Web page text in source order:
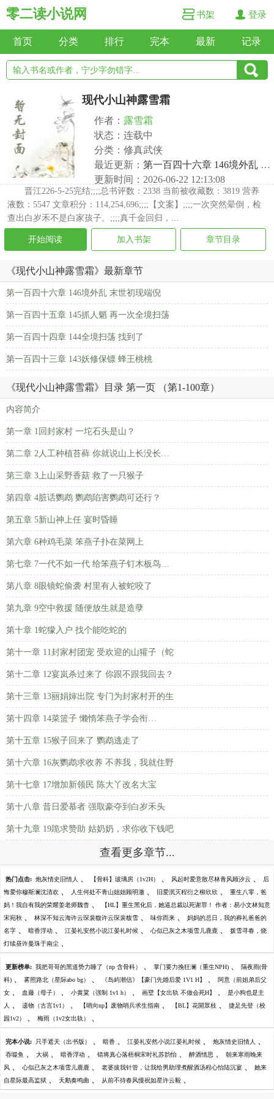
零二读小说网 书架 登录
首页 分类 排行 完本 最新 记录
现代小山神露雪霜
作者： 露雪霜
状态：连载中
分类：修真武侠
最近更新： 第一百四十六章 146境外乱 末世初现端倪
更新时间：2026-06-22 12:13:08
晋江226-5-25完结;;;;总书评数：2338 当前被收藏数：3819 营养
液数：5547 文章积分：114,254,696;;;;【文案】;;;;一次突然晕倒，检
查出白岁禾不是白家孩子。;;;;真千金回归，...
开始阅读 加入书架 章节目录
《现代小山神露雪霜》最新章节
第一百四十六章 146境外乱 末世初现端倪
第一百四十五章 145抓人魈 再一次全境扫荡
第一百四十四章 144全境扫荡 找到了
第一百四十三章 143妖修保镖 蜂王桃桃
《现代小山神露雪霜》目录 第一页 （第1-100章）
内容简介
第一章 1回封家村 一坨石头是山？
第二章 2人工种植苔藓 你就说山上长没长…
第三章 3上山采野香菇 救了一只猴子
第四章 4脏话鹦鹉 鹦鹉陷害鹦鹉可还行？
第五章 5新山神上任 宴时昏睡
第六章 6种鸡毛菜 笨燕子扑在菜网上
第七章 7一代不如一代 给笨燕子钉木板鸟…
第八章 8眼镜蛇偷袭 村里有人被蛇咬了
第九章 9空中救援 随便放生就是造孽
第十章 1蛇獴入户 找个能吃蛇的
第十一章 11封家村团宠 受欢迎的山獾子（蛇
第十二章 12宴岚杀过来了 你跟不跟我回去？
第十三章 13丽娟婶出院 专门为封家村开的生
第十四章 14菜篮子 懒惰笨燕子学会衔…
第十五章 15猴子回来了 鹦鹉逃走了
第十六章 16灰鹦鹉求收养 不养我，我就住野
第十七章 17增加新领民 陈大丫改名大宝
第十八章 昔日爱慕者 强取豪夺到白岁禾头
第十九章 19跪求赞助 姑奶奶，求你收下钱吧
查看更多章节...
热门点击: 炮灰情史旧情人 、 【骨科】玻璃房（1v2H） 、 风起时爱意散尽林青风顾汐云 、 后
悔爱你穆斯澜沈清欢 、 人生何处不青山姐姐顾明澈 、 旧爱泯灭程衍之柳欣欣 、 重生八零，爸
妈！我自有我的荣耀姜老师魏杳 、 【HL】重生黑化后，她逼总裁以死谢罪！ 作者：易小文林知意
宋宛秋 、 林深不知云海许云琛裴馥许云琛裴馥雪 、 味你而来 、 妈妈的忌日，我的葬礼爸爸的
名字 、 暗香浮动 、 江晏礼安然小说江晏礼时候 、 心似已灰之木项雪儿鹿鹿 、 拨雪寻春，烧
灯续昼许曼珠于南尘 、
更新榜单: 我把哥哥的黑道势力睡了（np 含骨科） 、 掌门要力挽狂澜（重生NPH) 、 隔夜雨(骨
科) 、 雾照路北（星际abo bg） 、 《岛屿潮信》【豪门先婚后爱 1V1 H】 、 阿意（前姐弟后父
女 、 血藤（母子） 、 小黄粱（强制 1v1 h） 、 画壁【女出轨 不做会死H】 、 是小狗也是主
人 、 遗物（古言1v1） 、 【哨向np】废物哨兵求生指南 、 【BL】花開眾枝 、 捷足先登（校
园1v2） 、 梅雨（1v2女出轨） 、
完本小说: 只手遮天（出书版） 、 暗香 、 江晏礼安然小说江晏礼时候 、 炮灰情史旧情人 、
吞噬鱼 、 大祸 、 暗香浮动 、 错将真心落梧桐宋时礼苏韵怡 、 醉酒情思 、 朝来寒雨晚来
风 、 心似已灰之木项雪儿鹿鹿 、 老婆拔我针管，让我给男助理煮醒酒汤程心怡陆沉宴 、 她来
自星际最高监狱 、 天鹅奏鸣曲 、 从前不待春风慢祝如星许云毅 、